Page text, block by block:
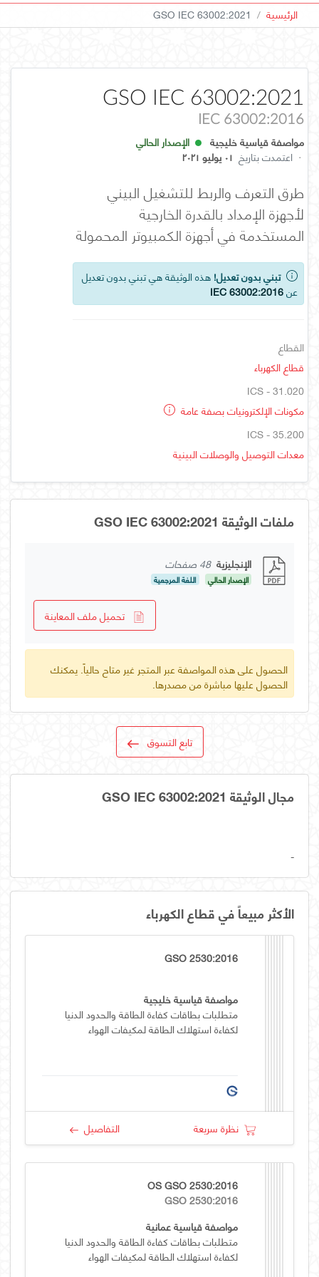
الرئيسية GSO IEC 63002:2021
GSO IEC 63002:2021
IEC 63002:2016
مواصفة قياسية خليجية
الإصدار الحالي
· اعتمدت بتاريخ ٠١ يوليو ٢٠٢١
طرق التعرف والربط للتشغيل البيني
لأجهزة الإمداد بالقدرة الخارجية
المستخدمة في أجهزة الكمبيوتر المحمولة
تبني بدون تعديل! هذه الوثيقة هي تبني بدون تعديل
عنIEC 63002:2016
القطاع
قطاع الكهرباء
ICS - 31.020
مكونات الإلكترونيات بصفة عامة
ICS - 35.200
معدات التوصيل والوصلات البينية
ملفات الوثيقة GSO IEC 63002:2021
الإنجليزية 48 صفحات
الإصدار الحالي اللغة المرجعية
تحميل ملف المعاينة
الحصول على هذه المواصفة عبر المتجر غير متاح حالياً. يمكنك
الحصول عليها مباشرة من مصدرها.
تابع التسوق
مجال الوثيقة GSO IEC 63002:2021
-
الأكثر مبيعاً في قطاع الكهرباء
GSO 2530:2016
مواصفة قياسية خليجية
متطلبات بطاقات كفاءة الطاقة والحدود الدنيا
لكفاءة استهلاك الطاقة لمكيفات الهواء
نظرة سريعة التفاصيل
OS GSO 2530:2016
GSO 2530:2016
مواصفة قياسية عمانية
متطلبات بطاقات كفاءة الطاقة والحدود الدنيا
لكفاءة استهلاك الطاقة لمكيفات الهواء